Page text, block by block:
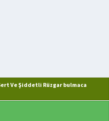
Ve Şiddetli Rüzgar bulmaca